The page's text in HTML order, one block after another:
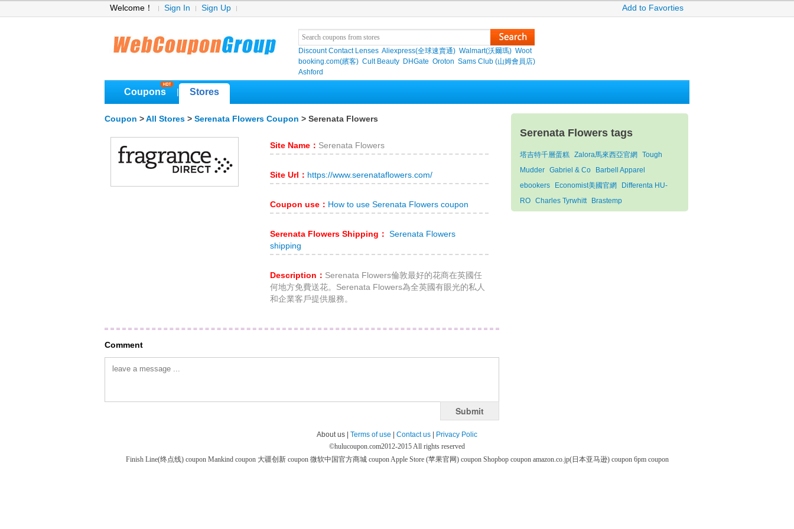
Welcome！ Sign In Sign Up Add to Favorties
Discount Contact Lenses Aliexpress(全球速賣通) Walmart(沃爾瑪) Woot
booking.com(繽客) Cult Beauty DHGate Oroton Sams Club (山姆會員店)
Ashford
Coupons Stores
Coupon > All Stores > Serenata Flowers Coupon > Serenata Flowers
Site Name： Serenata Flowers
Site Url： https://www.serenataflowers.com/
Coupon use： How to use Serenata Flowers coupon
Serenata Flowers Shipping： Serenata Flowers
shipping
Description： Serenata Flowers倫敦最好的花商在英國任
何地方免費送花。Serenata Flowers為全英國有眼光的私人
和企業客戶提供服務。
Comment
Submit
Serenata Flowers tags
塔吉特千層蛋糕 Zalora馬來西亞官網
Tough
Mudder Gabriel & Co
Barbell Apparel
ebookers
Economist美國官網
Differenta HU-
RO Charles Tyrwhitt Brastemp
About us | Terms of use Contact us
Privacy Polic
©hulucoupon.com2012-2015 All rights reserved
Finish Line(终点线) coupon Mankind coupon 大疆创新 coupon 微软中国官方商城 couponApple Store (苹果官网) coupon Shopbop coupon amazon.co.jp(日本亚马逊) coupon 6pm coupon